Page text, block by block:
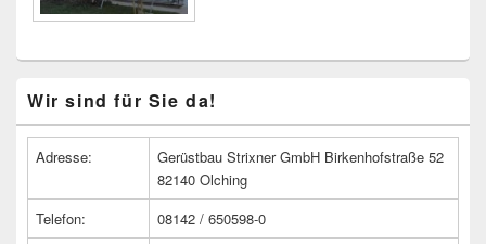
Seitenleisten
Widget-
Wir sind für Sie da!
Adresse:
Gerüstbau Strixner GmbH Birkenhofstraße 52
82140 Olching
Telefon:
08142 / 650598-0